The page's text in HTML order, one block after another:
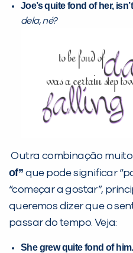
Joe’s quite fond of her,
dela, né?
Outra combinação
of” que pode significar
“começar a gostar”,
queremos dizer que o
passar do tempo. Veja:
She grew quite fond of him.
já vamos te
Você é aluno inFlux?
Sim Não